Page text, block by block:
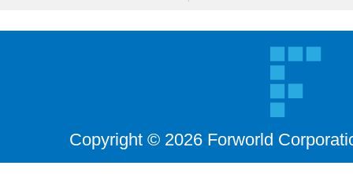
Copyright © 2026 Forworld